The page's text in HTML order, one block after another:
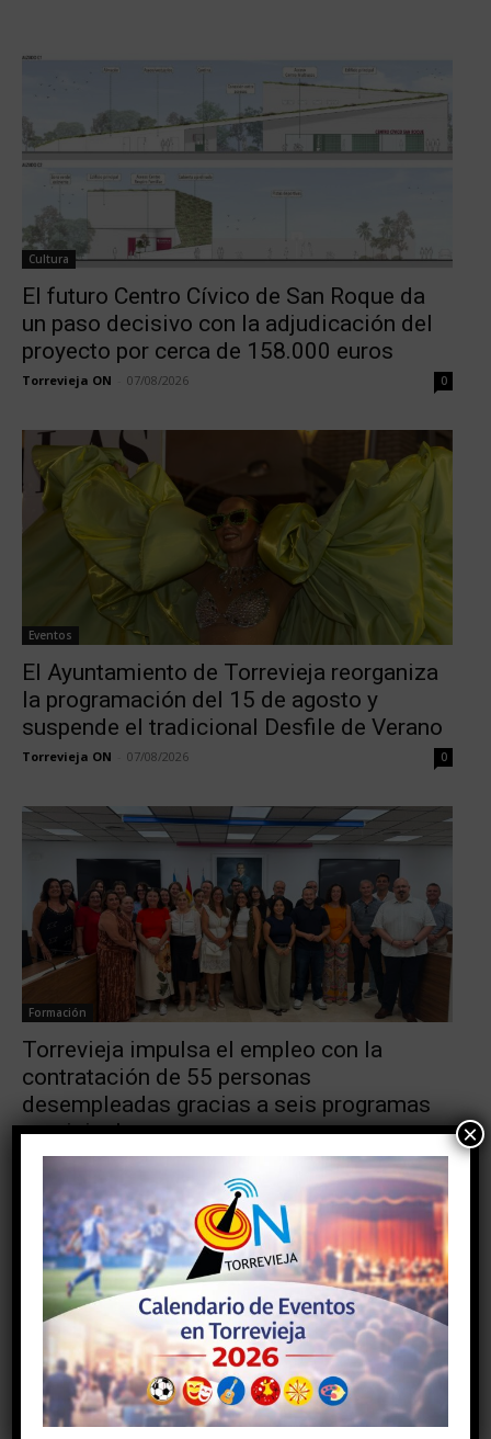
Cultura
El futuro Centro Cívico de San Roque da
un paso decisivo con la adjudicación del
proyecto por cerca de 158.000 euros
Torrevieja ON 07/08/2026 0
Eventos
El Ayuntamiento de Torrevieja reorganiza
la programación del 15 de agosto y
suspende el tradicional Desfile de Verano
Torrevieja ON 07/08/2026 0
Formación
Torrevieja impulsa el empleo con la
contratación de 55 personas
desempleadas gracias a seis programas
municipales
Torrevieja ON - 07/08/2026 0
Infraestrucutras
×